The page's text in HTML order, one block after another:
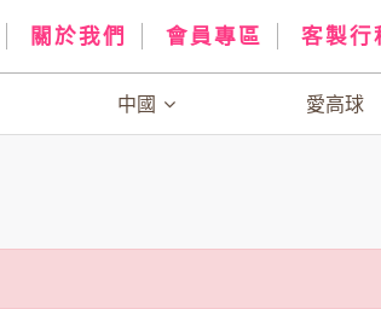
關於我們 會員專區 客製行
中國 愛高球